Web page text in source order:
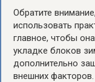
Обратите
использовать
главное, чтобы
укладке блоков
дополнительно
внешних